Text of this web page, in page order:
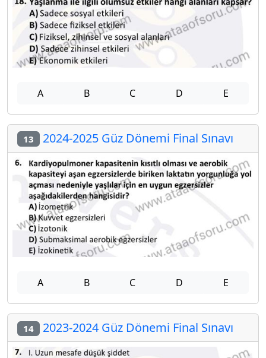
A B C D E
13 2024-2025 Güz Dönemi Final Sınavı
A B C D E
14 2023-2024 Güz Dönemi Final Sınavı